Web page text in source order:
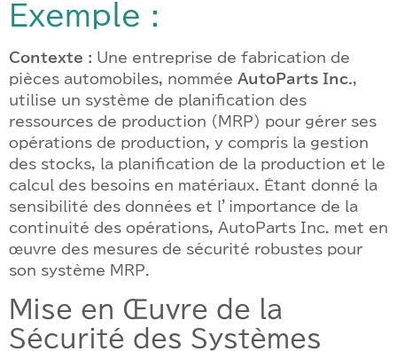
Exemple :
Contexte : Une entreprise de fabrication de
pièces automobiles, nommée AutoParts Inc. ,
utilise un système de planification des
ressources de production (MRP) pour gérer ses
opérations de production, y compris la gestion
des stocks, la planification de la production et le
calcul des besoins en matériaux. Étant donné la
sensibilité des données et l’importance de la
continuité des opérations, AutoParts Inc. met en
œuvre des mesures de sécurité robustes pour
son système MRP.
Mise en Œuvre de la
Sécurité des Systèmes